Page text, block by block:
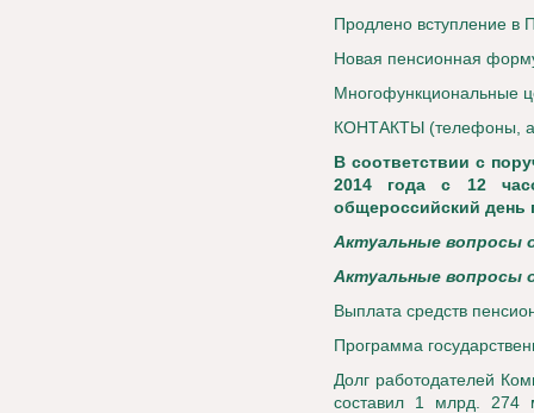
Продлено вступление в
Новая пенсионная
Многофункциональные
КОНТАКТЫ (телефоны,
В соответствии с
2014 года с 12
общероссийский день
Актуальные вопросы
Актуальные вопросы
Выплата средств
Программа
Долг работодателей
составил 1 млрд. 274